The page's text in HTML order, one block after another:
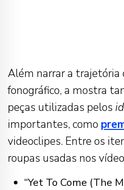
Além narrar a trajetória
fonográfico, a mostra
peças utilizadas pelos
importantes, como
videoclipes. Entre os
roupas usadas nos
“Yet To Come (The